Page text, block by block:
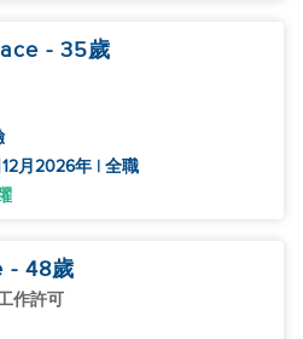
- 35歲
月2026年 | 全職
- 48歲
作許可